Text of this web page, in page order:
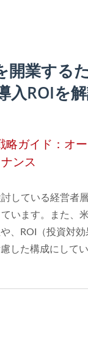
開業する
入ROIを
略ガイド：オ
ンス
している経営者
います。また、
や、ROI（投資対
した構成にしてい